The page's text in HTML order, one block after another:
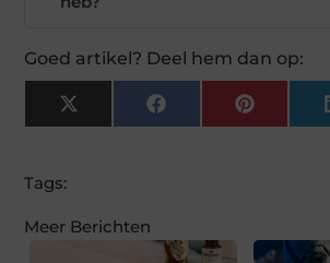
Goed artikel? Deel hem dan op:
X
(Twitter)
FacebookPinterest
Tags:
Meer Berichten